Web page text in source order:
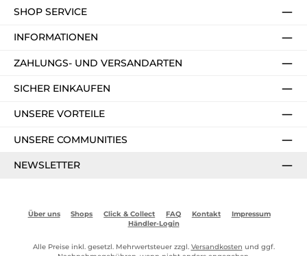
SHOP SERVICE
INFORMATIONEN
ZAHLUNGS- UND VERSANDARTEN
SICHER EINKAUFEN
UNSERE VORTEILE
UNSERE COMMUNITIES
NEWSLETTER
Über uns Shops Click & Collect FAQ Kontakt
Impressum
Händler-Login
Alle Preise inkl. gesetzl. Mehrwertsteuer zzgl. Versandkosten und ggf.